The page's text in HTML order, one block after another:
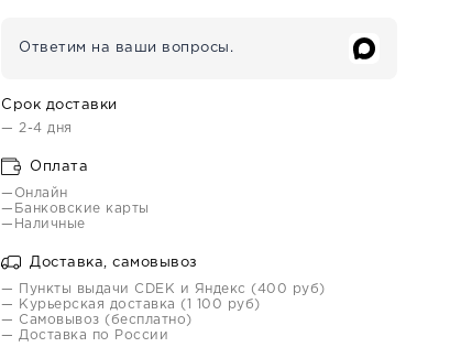
Ответим на ваши вопросы.
Срок доставки
— 2-4 дня
Оплата
—Онлайн
—Банковские карты
—Наличные
Доставка, самовывоз
— Пункты выдачи CDEK и Яндекс (400 руб)
— Курьерская доставка (1 100 руб)
— Самовывоз (бесплатно)
— Доставка по России